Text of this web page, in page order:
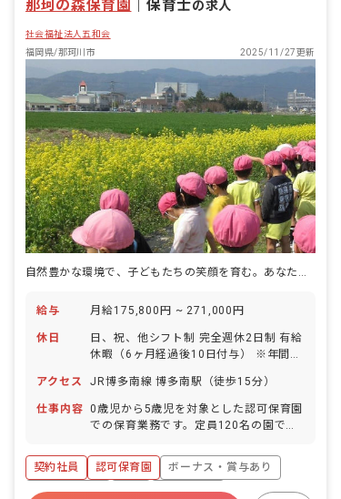
那珂の森保育園 ｜保育士の求人
社会福祉法人五和会
福岡県/那珂川市
2025/11/27更新
給与 月給175,800円 ~ 271,000円
休日
日、祝、他シフト制 完全週休2日制 有給
休暇（6ヶ月経過後10日付与） ※年間休
アクセス
JR博多南線 博多南駅（徒歩15分）
仕事内容 0歳児から5歳児を対象とした認可保育園
での保育業務です。定員120名の園で、
長を愛情を持って見守っていただきま
す。 ■保育方針：自由保育 ■園児年齢
層：0～5歳児 ■書類作成ツール導入：あ
契約社員 認可保育園
ボーナス・賞与あり
社会保険完備
有給
退職金制度